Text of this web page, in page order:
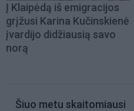
Į Klaipėdą iš emigracijos
grįžusi Karina Kučinskienė
įvardijo didžiausią savo
norą
Šiuo metu skaitomiausi